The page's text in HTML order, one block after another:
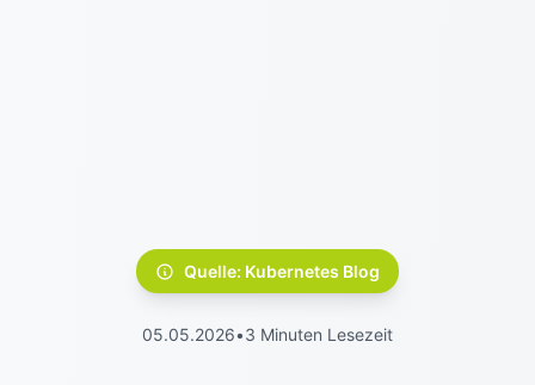
Quelle: Kubernetes Blog
05.05.2026•3 Minuten Lesezeit